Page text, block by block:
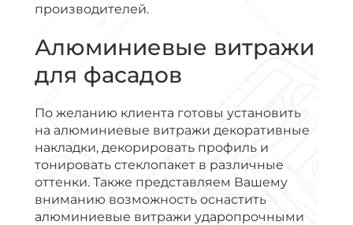
производителей.
Алюминиевые витражи
для фасадов
По желанию клиента готовы установить
на алюминиевые витражи декоративные
накладки, декорировать профиль и
тонировать стеклопакет в различные
оттенки. Также представляем Вашему
вниманию возможность оснастить
алюминиевые витражи ударопрочными